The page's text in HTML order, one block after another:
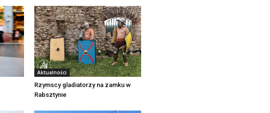
Aktualności
Rzymscy gladiatorzy na zamku w
Rabsztynie